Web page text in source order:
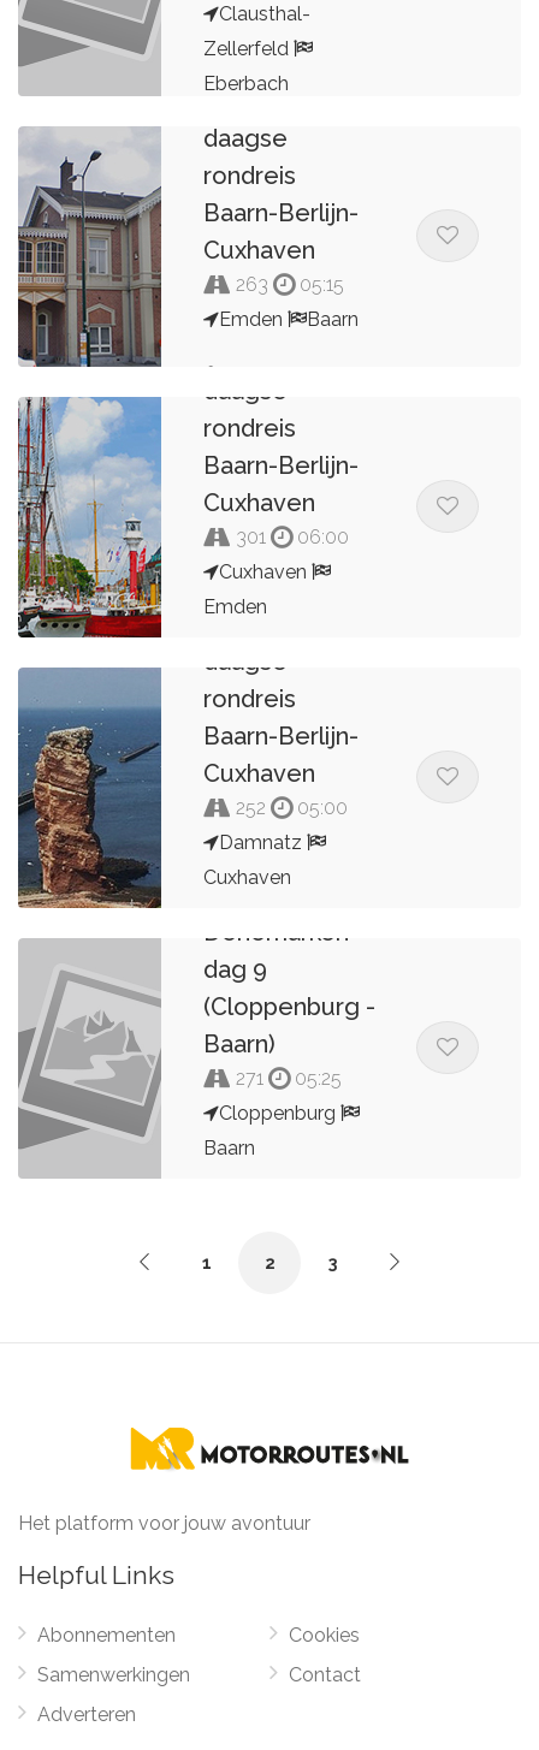
Clausthal-
Zellerfeld
Eberbach
P.H.M. Geuke
daagse
rondreis
Baarn-Berlijn-
Cuxhaven
263
05:15
Emden
Baarn
daagse
rondreis
Baarn-Berlijn-
Cuxhaven
301
06:00
Cuxhaven
Emden
Kees van de Pol
daagse
rondreis
Baarn-Berlijn-
Cuxhaven
252
05:00
Damnatz
Cuxhaven
Kees van de Pol
Denemarken
dag 9
(Cloppenburg -
Baarn)
271
05:25
Cloppenburg
Baarn
1 2 3
Het platform voor jouw avontuur
Helpful Links
Abonnementen
Samenwerkingen
Adverteren
Cookies
Contact